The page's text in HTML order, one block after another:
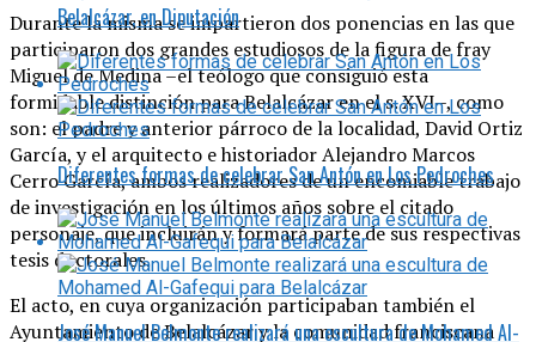
Durante la misma se impartieron dos ponencias en las que
participaron dos grandes estudiosos de la figura de fray
Miguel de Medina –el teólogo que consiguió esta
formidable distinción para Belalcázar en el s. XVI–, como
son: el padre y anterior párroco de la localidad, David Ortiz
García, y el arquitecto e historiador Alejandro Marcos
Cerro García, ambos realizadores de un encomiable trabajo
de investigación en los últimos años sobre el citado
personaje, que incluirán y formará parte de sus respectivas
tesis doctorales.
El acto, en cuya organización participaban también el
Ayuntamiento de Belalcázar y la comunidad franciscana
Belalcázar, en Diputación
Diferentes formas de celebrar San Antón en Los Pedroches
José Manuel Belmonte realizará una escultura de Mohamed Al-